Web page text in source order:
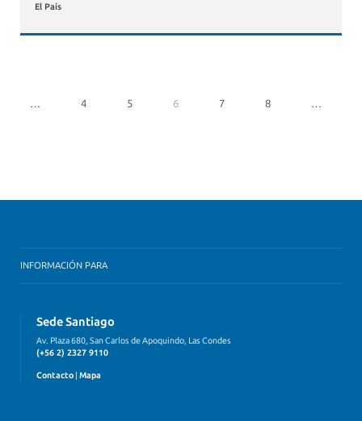
El País
… 4 5 6 7 8 …
INFORMACIÓN PARA
Sede Santiago
Av. Plaza 680, San Carlos de Apoquindo, Las Condes
(+56 2) 2327 9110
Contacto | Mapa